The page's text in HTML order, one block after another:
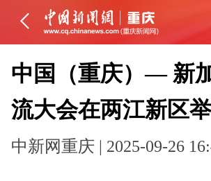
中国（重庆）— 新
流大会在两江新区
中新网重庆 | 2025-09-26